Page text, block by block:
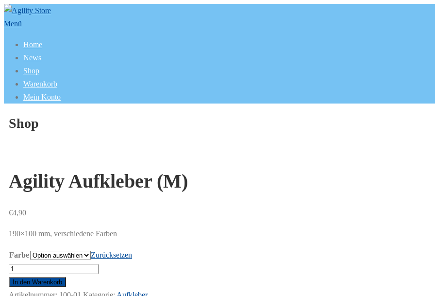
Zum
Inhalt
Menü
Home
News
Shop
Warenkorb
Mein Konto
Shop
Agility Aufkleber (M)
€4,90
190×100 mm, verschiedene Farben
Farbe
Zurücksetzen
Agility
Aufkleber
(M)
In den Warenkorb